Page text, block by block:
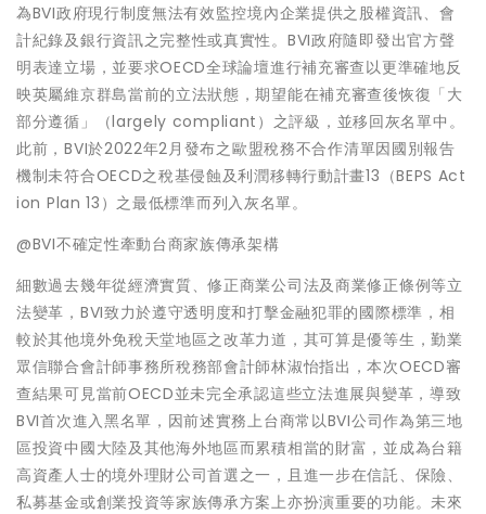
為BVI政府現行制度無法有效監控境內企業提供之股權資訊、會
計紀錄及銀行資訊之完整性或真實性。BVI政府隨即發出官方聲
明表達立場，並要求OECD全球論壇進行補充審查以更準確地反
映英屬維京群島當前的立法狀態，期望能在補充審查後恢復「大
部分遵循」（largely compliant）之評級，並移回灰名單中。
此前，BVI於2022年2月發布之歐盟稅務不合作清單因國別報告
機制未符合OECD之稅基侵蝕及利潤移轉行動計畫13（BEPS Act
ion Plan 13）之最低標準而列入灰名單。
@BVI不確定性牽動台商家族傳承架構
細數過去幾年從經濟實質、修正商業公司法及商業修正條例等立
法變革，BVI致力於遵守透明度和打擊金融犯罪的國際標準，相
較於其他境外免稅天堂地區之改革力道，其可算是優等生，勤業
眾信聯合會計師事務所稅務部會計師林淑怡指出，本次OECD審
查結果可見當前OECD並未完全承認這些立法進展與變革，導致
BVI首次進入黑名單，因前述實務上台商常以BVI公司作為第三地
區投資中國大陸及其他海外地區而累積相當的財富，並成為台籍
高資產人士的境外理財公司首選之一，且進一步在信託、保險、
私募基金或創業投資等家族傳承方案上亦扮演重要的功能。未來